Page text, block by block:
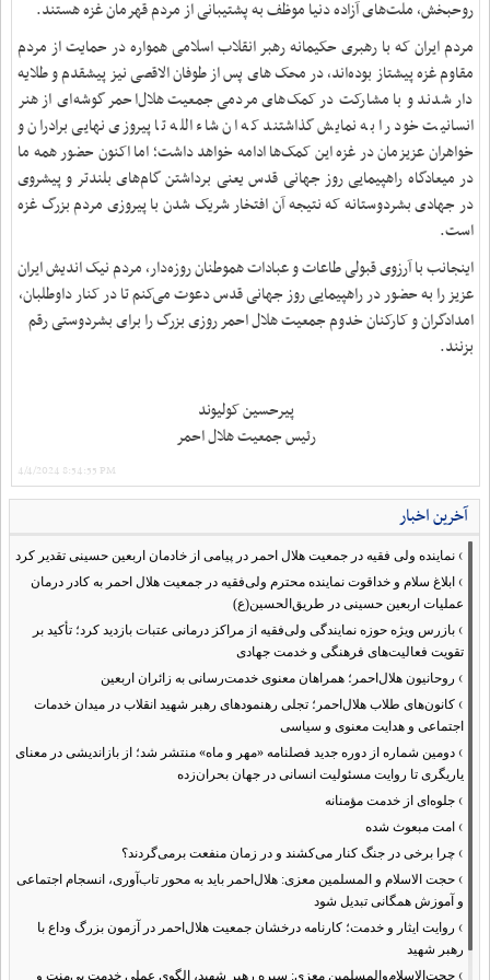
روحبخش، ملت‌های آزاده دنیا موظف به پشتیبانی از مردم قهرمان غزه هستند.
مردم ایران که با رهبری حکیمانه رهبر انقلاب اسلامی همواره در حمایت از مردم
مقاوم غزه پیشتاز بوده‌اند، در محک های پس از طوفان الاقصی نیز پیشقدم و طلایه
دار شدند و با مشارکت در کمک‌های مردمی جمعیت هلال‌احمر گوشه‌ای از هنر
انسانیت خود را به نمایش گذاشتند که ان شاء الله تا پیروزی نهایی برادران و
خواهران عزیزمان در غزه این کمک‌ها ادامه خواهد داشت؛ اما اکنون حضور همه ما
در میعادگاه راهپیمایی روز جهانی قدس یعنی برداشتن گام‌های بلندتر و پیشروی
در جهادی بشردوستانه که نتیجه آن افتخار شریک شدن با پیروزی مردم بزرگ غزه
است.
اینجانب با آرزوی قبولی طاعات و عبادات هموطنان روزه‌دار، مردم نیک اندیش ایران
عزیز را به حضور در راهپیمایی روز جهانی قدس دعوت می‌کنم تا در کنار داوطلبان،
امدادگران و کارکنان خدوم جمعیت هلال احمر روزی بزرگ را برای بشردوستی رقم
بزنند.
پیرحسین کولیوند
رئیس جمعیت هلال احمر
4/4/2024 8:54:55 PM
آخرین اخبار
› نماینده ولی فقیه در جمعیت هلال احمر در پیامی از خادمان اربعین حسینی تقدیر کرد
› ابلاغ سلام و خداقوت نماینده محترم ولی‌فقیه در جمعیت هلال احمر به کادر درمان
عملیات اربعین حسینی در طریق‌الحسین(ع)
› بازرس ویژه حوزه نمایندگی ولی‌فقیه از مراکز درمانی عتبات بازدید کرد؛ تأکید بر
تقویت فعالیت‌های فرهنگی و خدمت جهادی
› روحانیون هلال‌احمر؛ همراهان معنوی خدمت‌رسانی به زائران اربعین
› کانون‌های طلاب هلال‌احمر؛ تجلی رهنمودهای رهبر شهید انقلاب در میدان خدمات
اجتماعی و هدایت معنوی و سیاسی
› دومین شماره از دوره جدید فصلنامه «مهر و ماه» منتشر شد؛ از بازاندیشی در معنای
یاریگری تا روایت مسئولیت انسانی در جهان بحران‌زده
› جلوه‌ای از خدمت مؤمنانه
› امت مبعوث شده
› چرا برخی در جنگ کنار می‌کشند و در زمان منفعت برمی‌گردند؟
› حجت الاسلام و المسلمین معزی: هلال‌احمر باید به محور تاب‌آوری، انسجام اجتماعی
و آموزش همگانی تبدیل شود
› روایت ایثار و خدمت؛ کارنامه درخشان جمعیت هلال‌احمر در آزمون بزرگ وداع با
رهبر شهید
حجت‌الاسلام‌والمسلمین معزی: سیره رهبر شهید، الگوی عملی خدمت بی‌منت و